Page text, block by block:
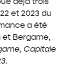
et 2023 du
a été
et Bergame,
Capitale